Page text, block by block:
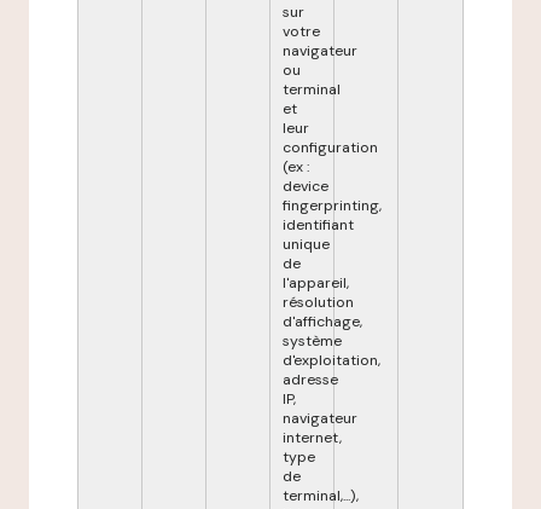
sur
votre
navigateur
ou
terminal
et
leur
configuration
(ex :
device
fingerprinting,
identifiant
unique
de
l'appareil,
résolution
d'affichage,
système
d'exploitation,
adresse
IP,
navigateur
internet,
type
de
terminal,...),